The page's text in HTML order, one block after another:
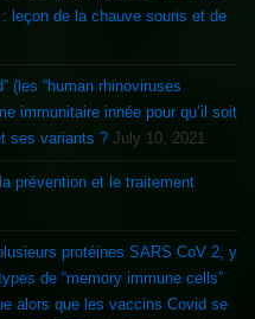
leçon de la chauve souris et de
(les “human rhinoviruses
immunitaire innée pour qu’il soit
ses variants ? July 10, 2021
prévention et le traitement
protéines SARS CoV 2, y
de “memory immune cells”
alors que les vaccins Covid se